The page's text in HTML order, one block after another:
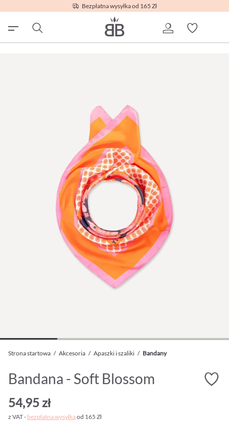
Bezpłatna wysyłka od 165 Zł
Strona startowa / Akcesoria / Apaszki i szaliki / Bandany
Bandana - Soft Blossom
54,95 zł
z VAT - bezpłatna wysyłkaod 165 Zł